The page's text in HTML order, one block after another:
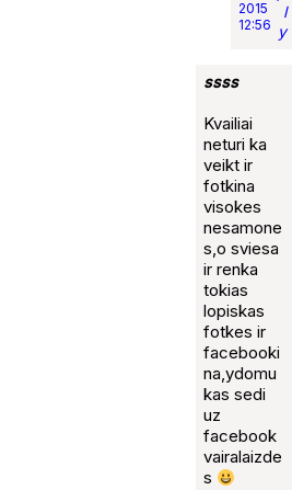
2015
12:56
l
y
ssss
Kvailiai
neturi ka
veikt ir
fotkina
visokes
nesamone
s,o sviesa
ir renka
tokias
lopiskas
fotkes ir
facebooki
na,ydomu
kas sedi
uz
facebook
vairalaizde
s